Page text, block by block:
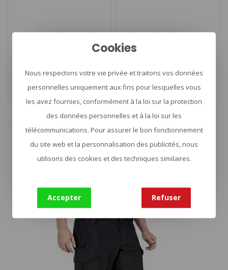
Tactical Overall voor politie,
Ultimate Overall van GK
Professional. Een tactical
Afficher plus
Cookies
Nous respectons votre vie privée et traitons vos données
personnelles uniquement aux fins pour lesquelles vous
les avez fournies, conformément à la loi sur la protection
des données personnelles et à la loi sur les
télécommunications. Pour assurer le bon fonctionnement
du site web et la personnalisation des publicités, nous
utilisons des cookies et des techniques similaires.
Accepter Refuser